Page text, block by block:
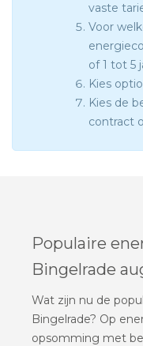
vaste
Voor
of 1 tot 5
Kies
Kies de
contract
Populaire
Bingelrade
Wat zijn nu de
Bingelrade? Op
opsomming met